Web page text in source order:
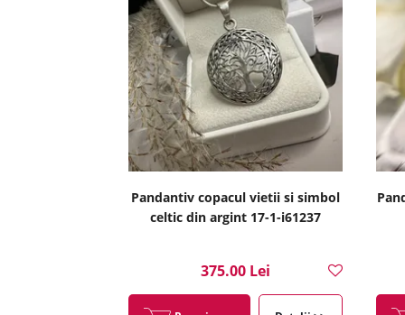
Pandantiv copacul vietii si simbol
celtic din argint 17-1-i61237
375.00 Lei